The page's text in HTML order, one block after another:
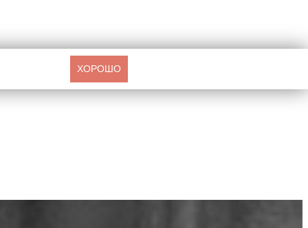
ХОРОШО